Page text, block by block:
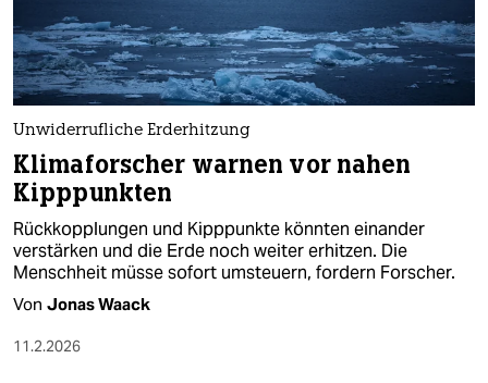
nord
wahrheit
verlag
verlag
veranstaltungen
shop
Unwiderrufliche Erderhitzung
Klimaforscher warnen vor nahen
Kipppunkten
Rückkopplungen und Kipppunkte könnten einander
verstärken und die Erde noch weiter erhitzen. Die
Menschheit müsse sofort umsteuern, fordern Forscher.
Von Jonas Waack
11.2.2026